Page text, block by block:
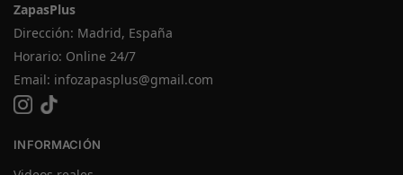
ZapasPlus
Dirección: Madrid, España
Horario: Online 24/7
Email: infozapasplus@gmail.com
INFORMACIÓN